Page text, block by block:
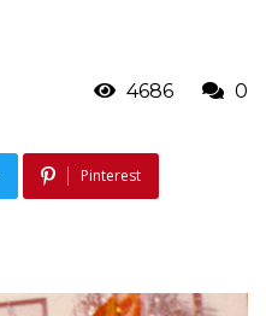
4686 0
Pinterest